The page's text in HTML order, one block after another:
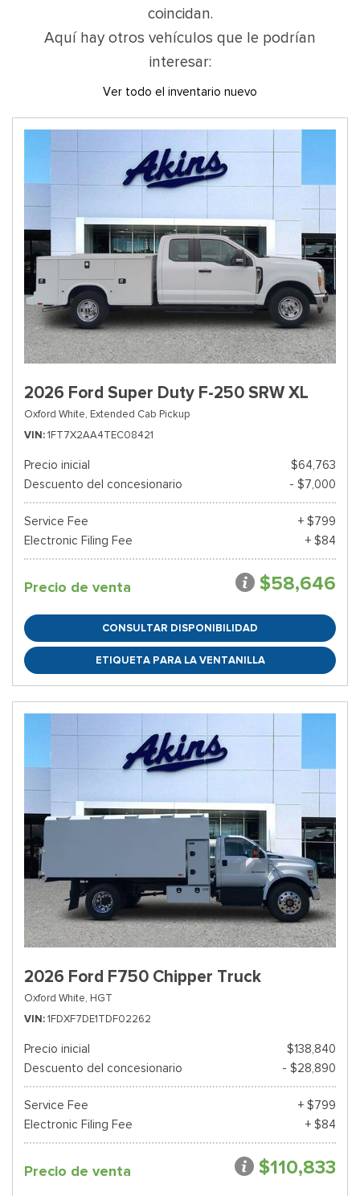
coincidan.
Aquí hay otros vehículos que le podrían
interesar:
Ver todo el inventario nuevo
2026 Ford Super Duty F-250 SRW XL
Oxford White, Extended Cab Pickup
VIN 1FT7X2AA4TEC08421
Precio inicial
$64,763
Descuento del concesionario
- $7,000
Service Fee
+ $799
Electronic Filing Fee
+ $84
Precio de venta $58,646
CONSULTAR DISPONIBILIDAD
ETIQUETA PARA LA VENTANILLA
2026 Ford F750 Chipper Truck
Oxford White, HGT
VIN 1FDXF7DE1TDF02262
Precio inicial
$138,840
Descuento del concesionario
- $28,890
Service Fee
+ $799
Electronic Filing Fee
+ $84
Precio de venta $110,833